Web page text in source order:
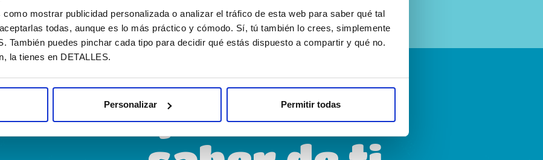
mostrar publicidad personalizada o analizar el tráfico de esta web para saber qué tal
todas, aunque es lo más práctico y cómodo. Sí, tú también lo crees, simplemente
También puedes pinchar cada tipo para decidir qué estás dispuesto a compartir y qué no.
la tienes en DETALLES.
Personalizar Permitir todas
Queremos